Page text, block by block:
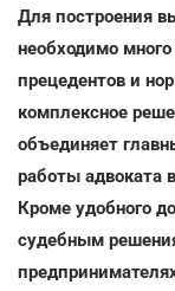
Для построения
необходимо
прецедентов и
комплексное
объединяет
работы адвоката
Кроме удобного
судебным